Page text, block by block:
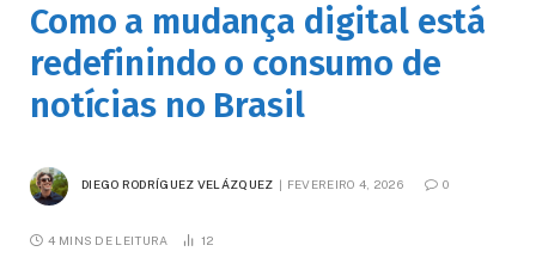
Como a mudança digital está
redefinindo o consumo de
notícias no Brasil
DIEGO RODRÍGUEZ VELÁZQUEZ FEVEREIRO 4, 2026 0
4 MINS DE LEITURA 12